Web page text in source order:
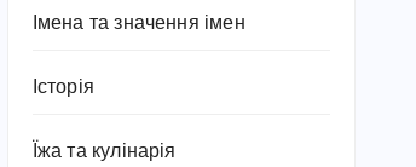
Імена та значення імен
Історія
Їжа та кулінарія